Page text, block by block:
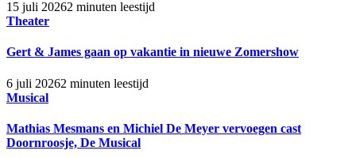
15 juli 20262 minuten leestijd
Theater
Gert & James gaan op vakantie in nieuwe Zomershow
6 juli 20262 minuten leestijd
Musical
Mathias Mesmans en Michiel De Meyer vervoegen cast
Doornroosje, De Musical